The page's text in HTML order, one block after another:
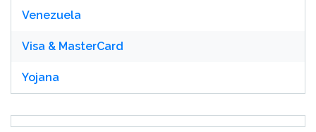
Venezuela
Visa & MasterCard
Yojana